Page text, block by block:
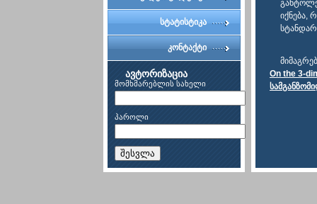
სტატისტიკა
კონტაქტი
ავტორიზაცია
მომხმარებლის სახელი
პაროლი
შესვლა
იქნება,
On the 3-